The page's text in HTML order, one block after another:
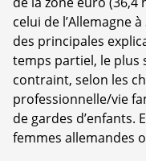
celui de l’Allemagne
des principales
temps partiel, le plus
contraint, selon les
professionnelle/vie
de gardes d’enfants.
femmes allemandes